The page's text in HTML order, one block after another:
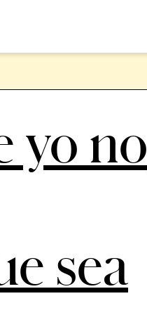
yo no
sea